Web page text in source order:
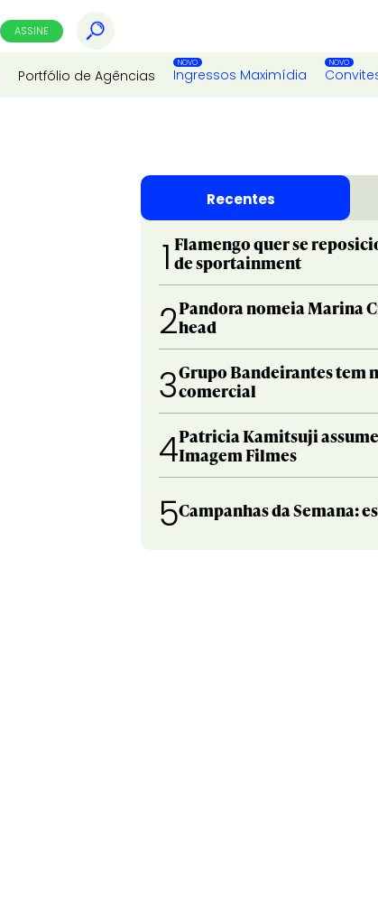
ASSINE
Portfólio de Agências Ingressos Maximídia
Recentes
1 Flamengo quer se
de sportainment
2Pandora nomeia Marina
head
3Grupo Bandeirantes tem
comercial
4Patricia Kamitsuji
Imagem Filmes
5Campanhas da Semana: